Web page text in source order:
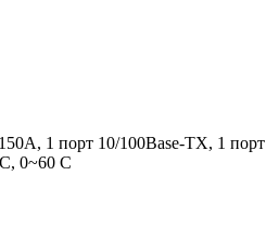
1 порт 10/100Base-TX, 1 порт
0~60 С